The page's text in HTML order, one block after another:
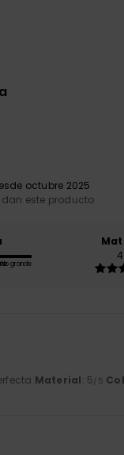
octubre 2025
este producto
grande
Material: 5/5